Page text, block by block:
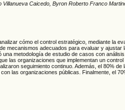
Caicedo, Byron Roberto Franco
cómo el control estratégico, mediante la
mecanismos adecuados para evaluar y ajustar
una metodología de estudio de casos con
las organizaciones que implementan un
seguimiento continuo. Además, el 80% de
las organizaciones públicas. Finalmente, el